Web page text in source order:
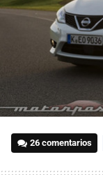
26 comentarios